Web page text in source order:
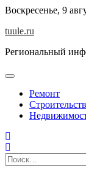
Skip
content
Воскресенье, 9
tuule.ru
Региональный
Ремонт
Найти: